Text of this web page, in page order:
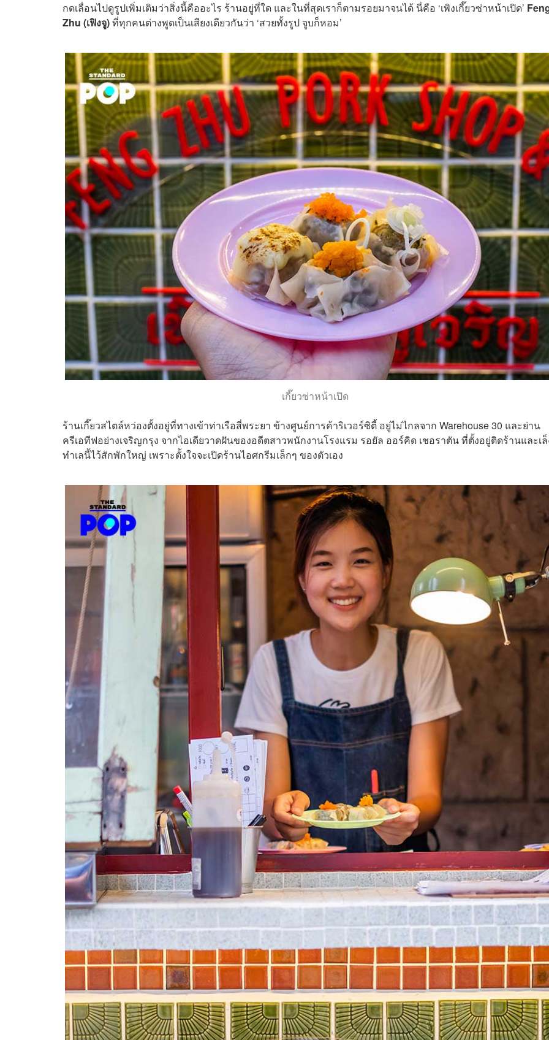
กดเลื่อนไปดูรูปเพิ่มเติมว่าสิ่งนี้คืออะไร ร้านอยู่ที่ใด และในที่สุดเราก็ตามรอยมาจนได้ นี่คือ ‘เพิงเกี๊ยวซ่าหน้าเปิด’
Zhu (เฟิงจู)ที่ทุกคนต่างพูดเป็นเสียงเดียวกันว่า ‘สวยทั้งรูป จูบก็หอม’
เกี๊ยวซ่าหน้าเปิด
ร้านเกี๊ยวสไตล์หว่องตั้งอยู่ที่ทางเข้าท่าเรือสี่พระยา ข้างศูนย์การค้าริเวอร์ซิตี้ อยู่ไม่ไกลจาก Warehouse 30 และย่าน
ครีเอทีฟอย่างเจริญกรุง จากไอเดียวาดฝันของอดีตสาวพนักงานโรงแรม รอยัล ออร์คิด เชอราตัน ที่ตั้งอยู่ติดร้านและเ
ทำเลนี้ไว้สักพักใหญ่ เพราะตั้งใจจะเปิดร้านไอศกรีมเล็กๆ ของตัวเอง